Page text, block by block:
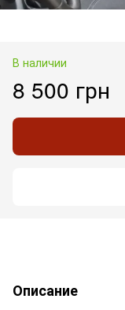
В наличии
8 500 грн
Описание